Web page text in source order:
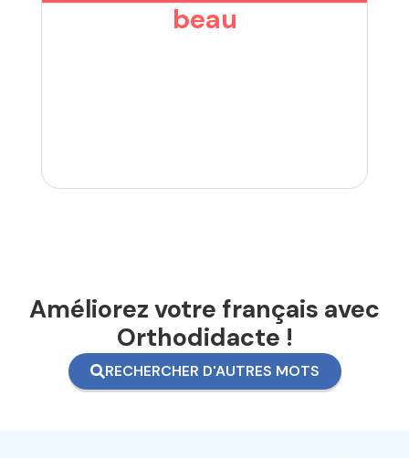
beau
Améliorez votre français avec
Orthodidacte !
RECHERCHER D'AUTRES MOTS